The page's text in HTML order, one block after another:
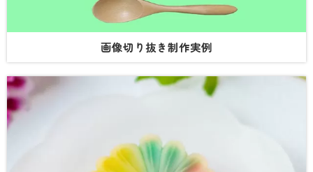
画像切り抜き制作実例